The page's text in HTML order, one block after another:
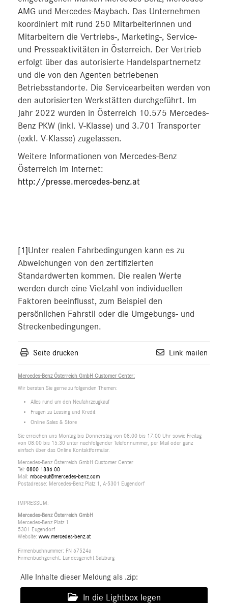
AMG und Mercedes-Maybach. Das Unternehmen
koordiniert mit rund 250 Mitarbeiterinnen und
Mitarbeitern die Vertriebs-, Marketing-, Service-
und Presseaktivitäten in Österreich. Der Vertrieb
erfolgt über das autorisierte Handelspartnernetz
und die von den Agenten betriebenen
Betriebsstandorte. Die Servicearbeiten werden von
den autorisierten Werkstätten durchgeführt. Im
Jahr 2022 wurden in Österreich 10.575 Mercedes-
Benz PKW (inkl. V-Klasse) und 3.701 Transporter
(exkl. V-Klasse) zugelassen.
Weitere Informationen von Mercedes-Benz
Österreich im Internet:
http://presse.mercedes-benz.at
[1]Unter realen Fahrbedingungen kann es zu
Abweichungen von den zertifizierten
Standardwerten kommen. Die realen Werte
werden durch eine Vielzahl von individuellen
Faktoren beeinflusst, zum Beispiel den
persönlichen Fahrstil oder die Umgebungs- und
Streckenbedingungen.
Seite drucken Link mailen
Mercedes-Benz Österreich GmbH Customer Center:
Wir beraten Sie gerne zu folgenden Themen:
Alles rund um den Neufahrzeugkauf
Fragen zu Leasing und Kredit
Online Sales & Store
Sie erreichen uns Montag bis Donnerstag von 08:00 bis 17:00 Uhr sowie Freitag
von 08:00 bis 15:30 unter nachfolgender Telefonnummer, per Mail oder ganz
einfach über das Online Kontaktformular.
Mercedes-Benz Österreich GmbH Customer Center
Tel: 0800 1886 00
Mail: mbcc-aut@mercedes-benz.com
Postadresse: Mercedes-Benz Platz 1, A-5301 Eugendorf
IMPRESSUM:
Mercedes-Benz Österreich GmbH
Mercedes-Benz Platz 1
5301 Eugendorf
Website: www.mercedes-benz.at
Firmenbuchnummer: FN 67524a
Firmenbuchgericht: Landesgericht Salzburg
Alle Inhalte dieser Meldung als .zip:
In die Lightbox legen